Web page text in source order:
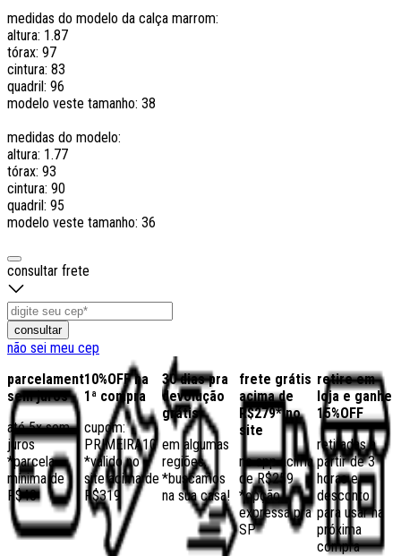
medidas do modelo da calça marrom:
altura: 1.87
tórax: 97
cintura: 83
quadril: 96
modelo veste tamanho: 38
medidas do modelo:
altura: 1.77
tórax: 93
cintura: 90
quadril: 95
modelo veste tamanho: 36
consultar frete
consultar
não sei meu cep
parcelamento
sem juros
até 5x sem
juros
*parcela
mínima de
R$40
10%OFF na
1ª compra
cupom:
PRIMEIRA10
*válido no
site acima de
R$319
30 dias pra
devolução
grátis
em algumas
regiões,
*buscamos
na sua casa!
frete grátis
acima de
R$279* no
site
no app acima
de R$259
*opção
expressa pra
SP
retire em
loja e ganhe
15%OFF
retiradas a
partir de 3
horas e
desconto
para usar na
próxima
compra